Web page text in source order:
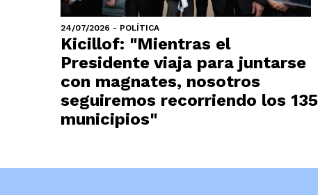
24/07/2026 - POLÍTICA
Kicillof: "Mientras el
Presidente viaja para juntarse
con magnates, nosotros
seguiremos recorriendo los 135
municipios"